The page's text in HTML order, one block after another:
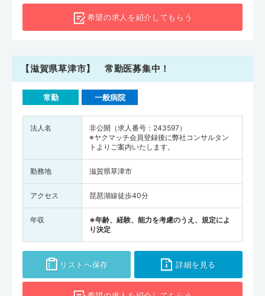
希望の求人を紹介してもらう
【滋賀県草津市】 常勤医募集中！
常勤 一般病院
法人名
非公開（求人番号：243597）
※ヤクマッチ会員登録後に弊社コンサルタン
トよりご案内いたします。
勤務地 滋賀県草津市
アクセス 琵琶湖線徒歩40分
年収
※年齢、経験、能力を考慮のうえ、規定によ
り決定
リストへ保存 詳細を見る